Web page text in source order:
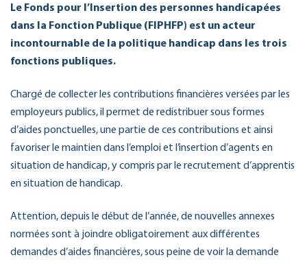
Le Fonds pour l’Insertion des personnes handicapées
dans la Fonction Publique (FIPHFP) est un acteur
incontournable de la politique handicap dans les trois
fonctions publiques.
Chargé de collecter les contributions financières versées par les
employeurs publics, il permet de redistribuer sous formes
d’aides ponctuelles, une partie de ces contributions et ainsi
favoriser le maintien dans l’emploi et l’insertion d’agents en
situation de handicap, y compris par le recrutement d’apprentis
en situation de handicap.
Attention, depuis le début de l’année, de nouvelles annexes
normées sont à joindre obligatoirement aux différentes
demandes d’aides financières, sous peine de voir la demande